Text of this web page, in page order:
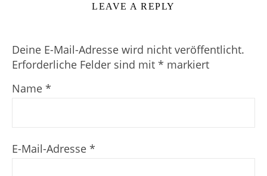
LEAVE A REPLY
Deine E-Mail-Adresse wird nicht veröffentlicht.
Erforderliche Felder sind mit * markiert
Name *
E-Mail-Adresse *